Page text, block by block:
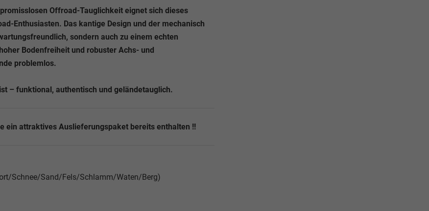
Offroad-Tauglichkeit eignet sich dieses
Enthusiasten. Das kantige Design und der mechanisch
sondern auch zu einem echten
Bodenfreiheit und robuster Achs- und
problemlos.
– funktional, authentisch und geländetauglich.
ein attraktives Auslieferungspaket bereits enthalten !!
Schnee/Sand/Fels/Schlamm/Waten/Berg)